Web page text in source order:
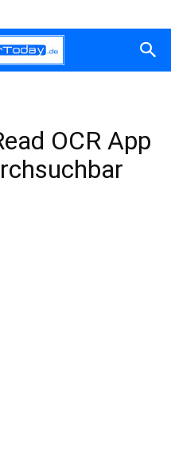
OCR App